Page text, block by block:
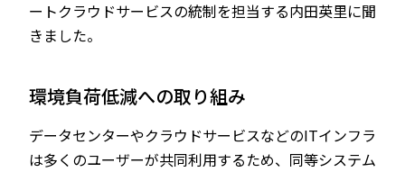
ートクラウドサービスの統制を担当する内田英里に聞
きました。
環境負荷低減への取り組み
データセンターやクラウドサービスなどのITインフラ
は多くのユーザーが共同利用するため、同等システム